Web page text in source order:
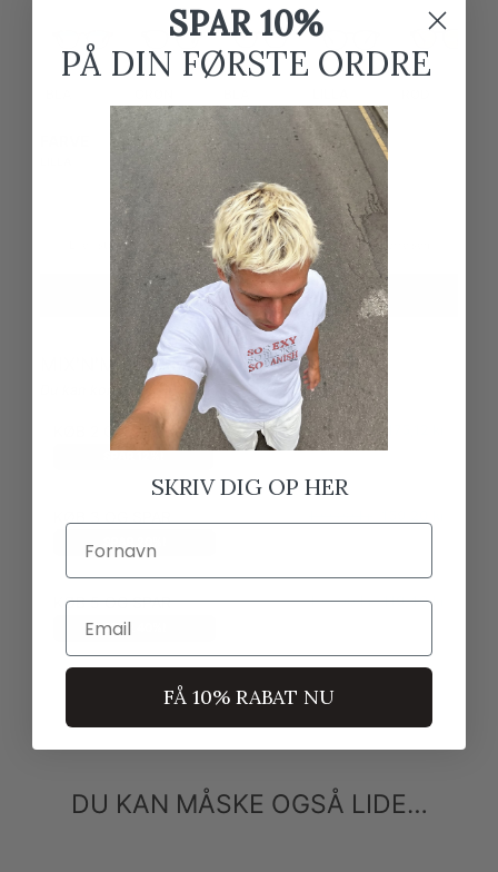
LILLA
Lille i størrelsen Normal i størrelsen Stor i størrelsen
TILFØJ TIL KURV
MIX'N'MATCH
Du kan kombinere alle slags solbriller
KØB 2 OG SPAR 199,00 kr 175,12 kr
KØB 5 OG SPAR 199,00 kr 119,40 kr
SPAR 40%!
DU KAN MÅSKE OGSÅ LIDE…
SPAR 10%
PÅ DIN FØRSTE ORDRE
SKRIV DIG OP HER
Fornavn
Email
FÅ 10% RABAT NU